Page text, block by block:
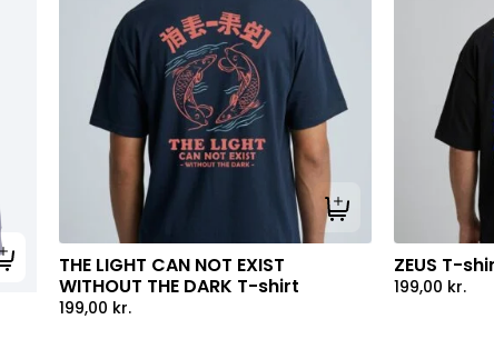
Tilføj til kurv
Tilføj til kurv
THE LIGHT CAN NOT EXIST
WITHOUT THE DARK T-shirt
199,00 kr.
ZEUS T-
199,00 kr.